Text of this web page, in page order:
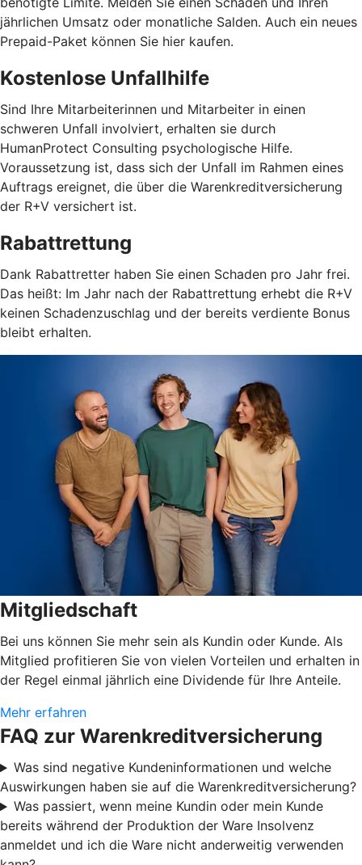
jährlichen Umsatz oder monatliche Salden. Auch ein neues
Prepaid-Paket können Sie hier kaufen.
Kostenlose Unfallhilfe
Sind Ihre Mitarbeiterinnen und Mitarbeiter in einen
schweren Unfall involviert, erhalten sie durch
HumanProtect Consulting psychologische Hilfe.
Voraussetzung ist, dass sich der Unfall im Rahmen eines
Auftrags ereignet, die über die Warenkreditversicherung
der R+V versichert ist.
Rabattrettung
Dank Rabattretter haben Sie einen Schaden pro Jahr frei.
Das heißt: Im Jahr nach der Rabattrettung erhebt die R+V
keinen Schadenzuschlag und der bereits verdiente Bonus
bleibt erhalten.
Mitgliedschaft
Bei uns können Sie mehr sein als Kundin oder Kunde. Als
Mitglied profitieren Sie von vielen Vorteilen und erhalten in
der Regel einmal jährlich eine Dividende für Ihre Anteile.
Mehr erfahren
FAQ zur Warenkreditversicherung
Was sind negative Kundeninformationen und welche
Auswirkungen haben sie auf die Warenkreditversicherung?
Was passiert, wenn meine Kundin oder mein Kunde
bereits während der Produktion der Ware Insolvenz
anmeldet und ich die Ware nicht anderweitig verwenden